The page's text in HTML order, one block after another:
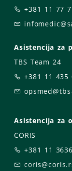
+381 11 77
Asistencija za
TBS Team 24
+381 11 435
Asistencija za
CORIS
+381 11